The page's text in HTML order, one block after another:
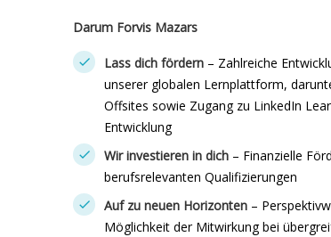
Darum Forvis Mazars
Lass dich fördern – Zahlreiche
unserer globalen Lernplattform,
Offsites sowie Zugang zu LinkedIn
Entwicklung
Wir investieren in dich – Finanzielle
berufsrelevanten Qualifizierungen
Auf zu neuen Horizonten –
Möglichkeit der Mitwirkung bei